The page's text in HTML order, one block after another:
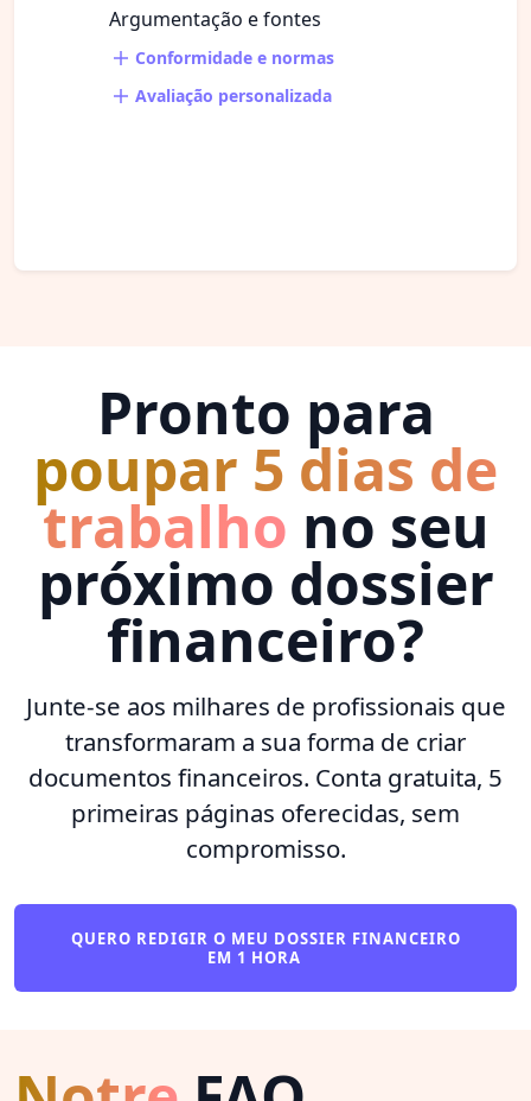
Argumentação e fontes
Conformidade e normas
Avaliação personalizada
Pronto para
poupar 5 dias de
trabalho no seu
próximo dossier
financeiro?
Junte-se aos milhares de profissionais que
transformaram a sua forma de criar
documentos financeiros. Conta gratuita, 5
primeiras páginas oferecidas, sem
compromisso.
QUERO REDIGIR O MEU DOSSIER FINANCEIRO
EM 1 HORA